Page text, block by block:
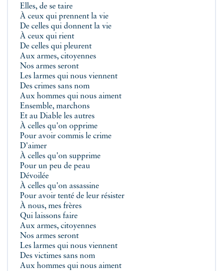
Elles, de se taire
À ceux qui prennent la vie
De celles qui donnent la vie
À ceux qui rient
De celles qui pleurent
Aux armes, citoyennes
Nos armes seront
Les larmes qui nous viennent
Des crimes sans nom
Aux hommes qui nous aiment
Ensemble, marchons
Et au Diable les autres
À celles qu'on opprime
Pour avoir commis le crime
D'aimer
À celles qu'on supprime
Pour un peu de peau
Dévoilée
À celles qu'on assassine
Pour avoir tenté de leur résister
À nous, mes frères
Qui laissons faire
Aux armes, citoyennes
Nos armes seront
Les larmes qui nous viennent
Des victimes sans nom
Aux hommes qui nous aiment